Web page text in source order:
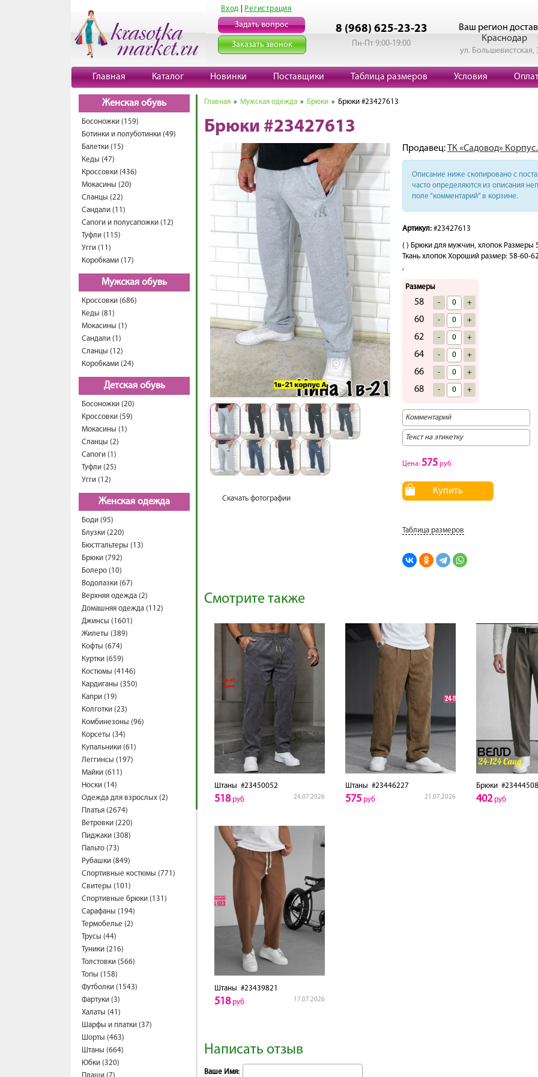
Вход Регистрация
Задать вопрос
Заказать звонок
8 (968) 625-23-23
Пн-Пт 9:00-19:00
Ваш регион
Краснодар
ул. Большевистская,
Главная Каталог Новинки Поставщики Таблица размеров Условия
Женская обувь
Босоножки (159)
Ботинки и полуботинки (49)
Балетки (15)
Кеды (47)
Кроссовки (436)
Мокасины (20)
Сланцы (22)
Сандали (11)
Сапоги и полусапожки (12)
Туфли (115)
Угги (11)
Коробками (17)
Мужская обувь
Кроссовки (686)
Кеды (81)
Мокасины (1)
Сандали (1)
Сланцы (12)
Коробками (24)
Детская обувь
Босоножки (20)
Кроссовки (59)
Мокасины (1)
Сланцы (2)
Сапоги (1)
Туфли (25)
Угги (12)
Женская одежда
Боди (95)
Блузки (220)
Бюстгальтеры (13)
Брюки (792)
Болеро (10)
Водолазки (67)
Верхняя одежда (2)
Домашняя одежда (112)
Джинсы (1601)
Жилеты (389)
Кофты (674)
Куртки (659)
Костюмы (4146)
Кардиганы (350)
Капри (19)
Колготки (23)
Комбинезоны (96)
Корсеты (34)
Купальники (61)
Леггинсы (197)
Майки (611)
Носки (14)
Одежда для взрослых (2)
Платья (2674)
Ветровки (220)
Пиджаки (308)
Пальто (73)
Рубашки (849)
Спортивные костюмы (771)
Свитеры (101)
Спортивные брюки (131)
Сарафаны (194)
Термобелье (2)
Трусы (44)
Туники (216)
Толстовки (566)
Топы (158)
Футболки (1543)
Фартуки (3)
Халаты (41)
Шарфы и платки (37)
Шорты (463)
Штаны (664)
Юбки (320)
Главная » Мужская одежда » Брюки » Брюки #23427613
Брюки #23427613
Скачать фотографии
Продавец:ТК «Садовод»
Описание ниже скопировано с
часто определяются из описания
поле “комментарий” в корзине.
Артикул: #23427613
( ) Брюки для мужчин, хлопок
Ткань хлопок Хороший размер: 58-60-
,
Размеры
58 - +
60 - +
62 - +
64 - +
66 - +
68 - +
Цена: 575 руб
Купить
Таблица размеров
Смотрите также
Штаны #23450052
24.07.2026
518руб
Штаны #23446227
21.07.2026
575руб
Брюки#23444508
402руб
Штаны #23439821
17.07.2026
518руб
Написать отзыв
Ваше Имя: